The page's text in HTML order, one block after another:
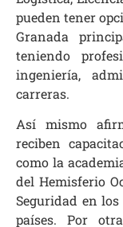
pueden tener
Granada
teniendo
ingeniería,
carreras.
Así mismo
reciben
como la
del Hemisferio
Seguridad en
países. Por